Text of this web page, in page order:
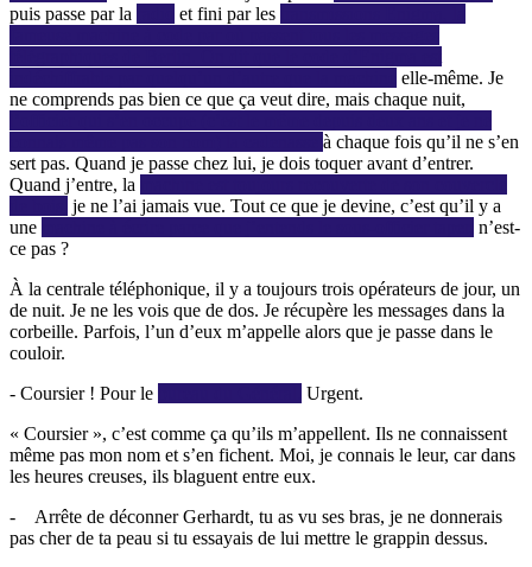
puis passe par la
et fini par les
elle-même. Je
ne comprends pas bien ce que ça veut dire, mais chaque nuit,
à chaque fois qu’il ne s’en
sert pas. Quand je passe chez lui, je dois toquer avant d’entrer.
Quand j’entre, la
je ne l’ai jamais vue. Tout ce que je devine, c’est qu’il y a
une
n’est-
ce pas ?
À la centrale téléphonique, il y a toujours trois opérateurs de jour, un
de nuit. Je ne les vois que de dos. Je récupère les messages dans la
corbeille. Parfois, l’un d’eux m’appelle alors que je passe dans le
couloir.
- Coursier ! Pour le
Urgent.
« Coursier », c’est comme ça qu’ils m’appellent. Ils ne connaissent
même pas mon nom et s’en fichent. Moi, je connais le leur, car dans
les heures creuses, ils blaguent entre eux.
- Arrête de déconner Gerhardt, tu as vu ses bras, je ne donnerais
pas cher de ta peau si tu essayais de lui mettre le grappin dessus.